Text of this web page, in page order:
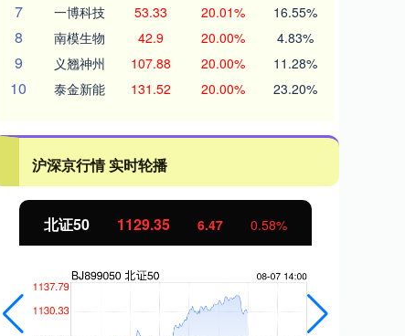
7 一博科技 53.33 20.01% 16.55%
8 南模生物 42.9 20.00% 4.83%
9 义翘神州 107.88 20.00% 11.28%
10 泰金新能 131.52 20.00% 23.20%
沪深京行情 实时轮播
北证50 1129.35 6.47 0.58%